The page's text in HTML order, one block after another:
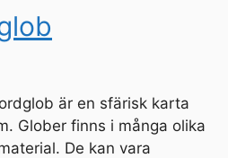
är en sfärisk karta
Glober finns i många olika
De kan vara